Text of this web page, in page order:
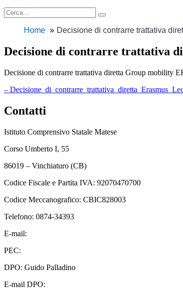
Home Decisione di contrarre trattativa
Decisione di contrarre trattativa
Decisione di contrarre trattativa diretta Group mobility
–
Contatti
Istituto Comprensivo Statale Matese
Corso Umberto I, 55
86019 – Vinchiaturo (CB)
Codice Fiscale e Partita IVA: 92070470700
Codice Meccanografico: CBIC828003
Telefono: 0874-34393
E-mail:
PEC:
DPO: Guido Palladino
E-mail DPO: